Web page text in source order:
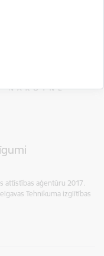
attīstības aģentūru 2017.
Tehnikuma izglītības